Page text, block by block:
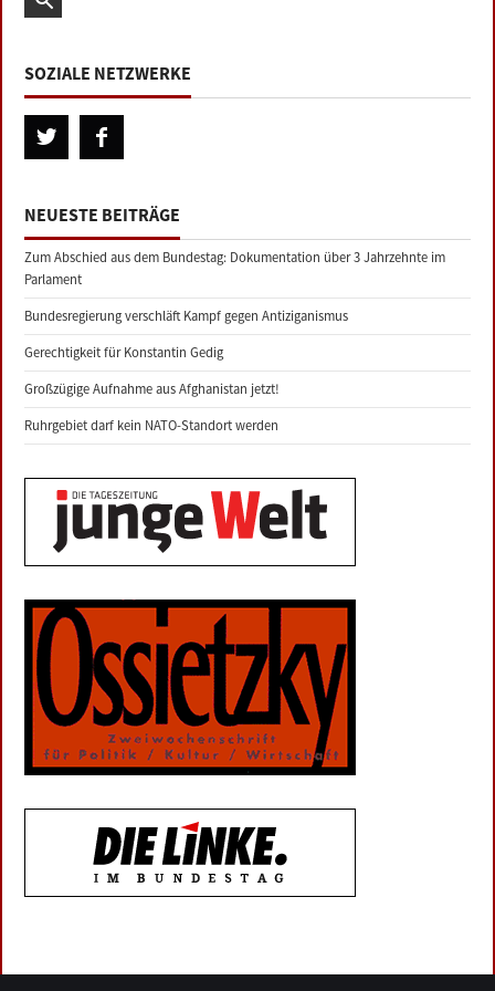
SOZIALE NETZWERKE
NEUESTE BEITRÄGE
Zum Abschied aus dem Bundestag: Dokumentation über 3 Jahrzehnte im
Parlament
Bundesregierung verschläft Kampf gegen Antiziganismus
Gerechtigkeit für Konstantin Gedig
Großzügige Aufnahme aus Afghanistan jetzt!
Ruhrgebiet darf kein NATO-Standort werden